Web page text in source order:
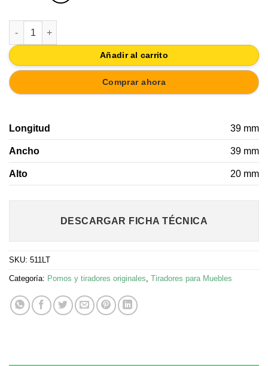
POMO TRIANGULAR DORADO 39X39MM LATON BRILLO
Añadir al carrito
Comprar ahora
Longitud 39 mm
Ancho 39 mm
Alto 20 mm
DESCARGAR FICHA TÉCNICA
SKU: 511LT
Categoría: Pomos y tiradores originales, Tiradores para Muebles